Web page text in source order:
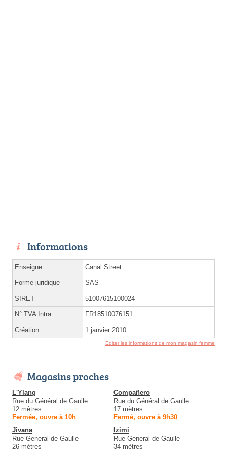
Informations
Enseigne Canal Street
Forme juridique SAS
SIRET 51007615100024
N° TVA Intra. FR18510076151
Création 1 janvier 2010
Éditer les informations de mon magasin femme
Magasins proches
L'Ylang
Rue du Général de Gaulle
12 mètres
Fermée, ouvre à 10h
Compañero
Rue du Général de Gaulle
17 mètres
Fermé, ouvre à 9h30
Jivana
Rue General de Gaulle
26 mètres
Izimi
Rue General de Gaulle
34 mètres